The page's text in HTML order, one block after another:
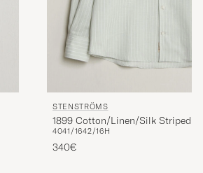
STENSTRÖMS
1899 Cotton/Linen/Silk Striped
4041/1642/16H
340€